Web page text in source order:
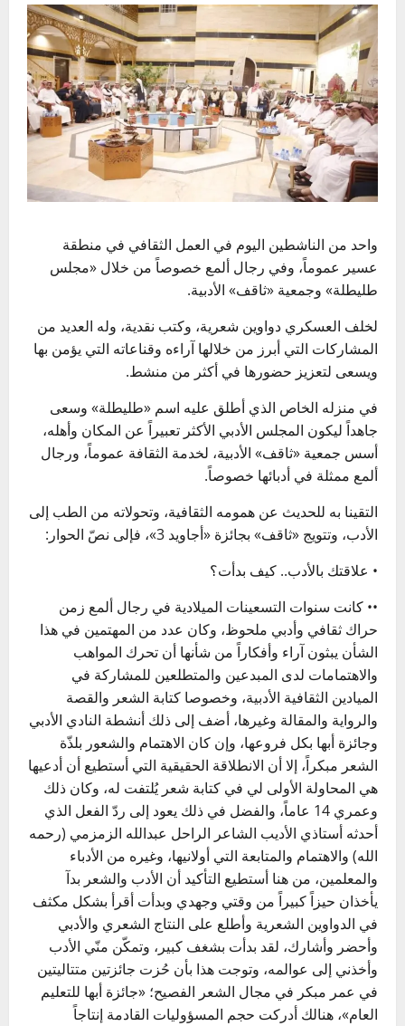
واحد من الناشطين اليوم في العمل الثقافي في منطقة
عسير عموماً، وفي رجال ألمع خصوصاً من خلال «مجلس
طليطلة» وجمعية «ثاقف» الأدبية.
لخلف العسكري دواوين شعرية، وكتب نقدية، وله العديد من
المشاركات التي أبرز من خلالها آراءه وقناعاته التي يؤمن بها
ويسعى لتعزيز حضورها في أكثر من منشط.
في منزله الخاص الذي أطلق عليه اسم «طليطلة» وسعى
جاهداً ليكون المجلس الأدبي الأكثر تعبيراً عن المكان وأهله،
أسس جمعية «ثاقف» الأدبية، لخدمة الثقافة عموماً، ورجال
ألمع ممثلة في أدبائها خصوصاً.
التقينا به للحديث عن همومه الثقافية، وتحولاته من الطب إلى
الأدب، وتتويج «ثاقف» بجائزة «أجاويد 3»، فإلى نصّ الحوار:
• علاقتك بالأدب.. كيف بدأت؟
•• كانت سنوات التسعينات الميلادية في رجال ألمع زمن
حراك ثقافي وأدبي ملحوظ، وكان عدد من المهتمين في هذا
الشأن يبثون آراء وأفكاراً من شأنها أن تحرك المواهب
والاهتمامات لدى المبدعين والمتطلعين للمشاركة في
الميادين الثقافية الأدبية، وخصوصا كتابة الشعر والقصة
والرواية والمقالة وغيرها، أضف إلى ذلك أنشطة النادي الأدبي
وجائزة أبها بكل فروعها، وإن كان الاهتمام والشعور بلذّة
الشعر مبكراً، إلا أن الانطلاقة الحقيقية التي أستطيع أن أدعيها
هي المحاولة الأولى لي في كتابة شعر يُلتفت له، وكان ذلك
وعمري 14 عاماً، والفضل في ذلك يعود إلى ردّ الفعل الذي
أحدثه أستاذي الأديب الشاعر الراحل عبدالله الزمزمي (رحمه
الله) والاهتمام والمتابعة التي أولانيها، وغيره من الأدباء
والمعلمين، من هنا أستطيع التأكيد أن الأدب والشعر بدآ
يأخذان حيزاً كبيراً من وقتي وجهدي وبدأت أقرأ بشكل مكثف
في الدواوين الشعرية وأطلع على النتاج الشعري والأدبي
وأحضر وأشارك، لقد بدأت بشغف كبير، وتمكّن منّي الأدب
وأخذني إلى عوالمه، وتوجت هذا بأن حُزت جائزتين متتاليتين
في عمر مبكر في مجال الشعر الفصيح؛ «جائزة أبها للتعليم
العام»، هنالك أدركت حجم المسؤوليات القادمة إنتاجاً